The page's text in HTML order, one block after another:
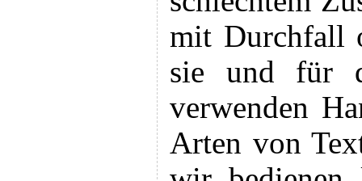
mit Durchfall
sie und für
verwenden
Arten von